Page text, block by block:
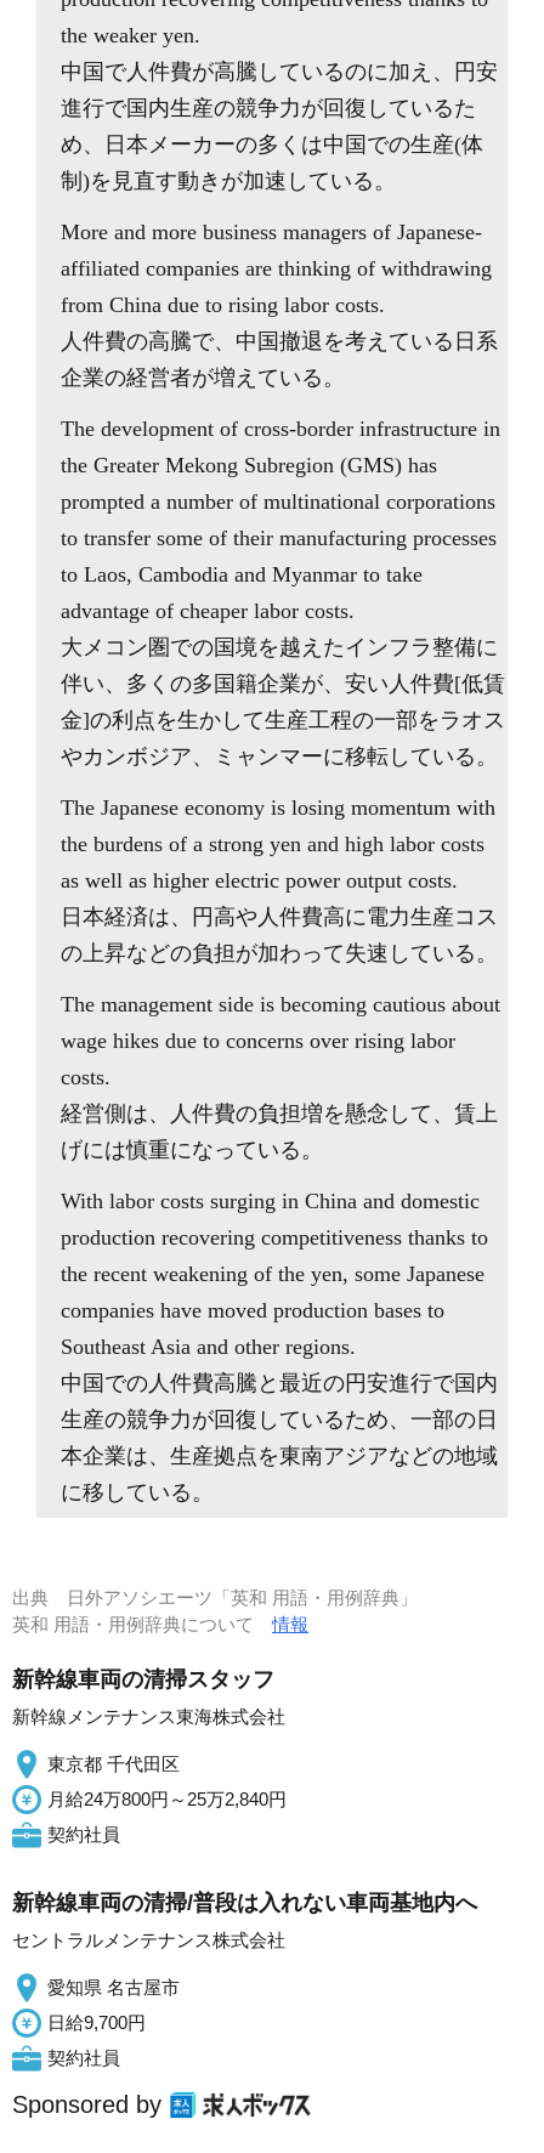
the weaker yen.
中国で人件費が高騰しているのに加え、円安
進行で国内生産の競争力が回復しているた
め、日本メーカーの多くは中国での生産(体
制)を見直す動きが加速している。
More and more business managers of Japanese-
affiliated companies are thinking of withdrawing
from China due to rising labor costs.
人件費の高騰で、中国撤退を考えている日系
企業の経営者が増えている。
The development of cross-border infrastructure in
the Greater Mekong Subregion (GMS) has
prompted a number of multinational corporations
to transfer some of their manufacturing processes
to Laos, Cambodia and Myanmar to take
advantage of cheaper labor costs.
大メコン圏での国境を越えたインフラ整備に
伴い、多くの多国籍企業が、安い人件費[低賃
金]の利点を生かして生産工程の一部をラオス
やカンボジア、ミャンマーに移転している。
The Japanese economy is losing momentum with
the burdens of a strong yen and high labor costs
as well as higher electric power output costs.
日本経済は、円高や人件費高に電力生産コス
の上昇などの負担が加わって失速している。
The management side is becoming cautious about
wage hikes due to concerns over rising labor
costs.
経営側は、人件費の負担増を懸念して、賃上
げには慎重になっている。
With labor costs surging in China and domestic
production recovering competitiveness thanks to
the recent weakening of the yen, some Japanese
companies have moved production bases to
Southeast Asia and other regions.
中国での人件費高騰と最近の円安進行で国内
生産の競争力が回復しているため、一部の日
本企業は、生産拠点を東南アジアなどの地域
に移している。
出典
日外アソシエーツ「英和 用語・用例辞典」
英和 用語・用例辞典について情報
新幹線車両の清掃スタッフ
新幹線メンテナンス東海株式会社
東京都 千代田区
月給24万800円～25万2,840円
契約社員
新幹線車両の清掃/普段は入れない車両基地内へ
セントラルメンテナンス株式会社
愛知県 名古屋市
日給9,700円
契約社員
Sponsored by